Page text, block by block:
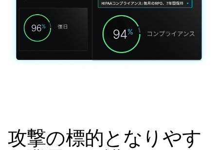
攻撃の標的となりやす